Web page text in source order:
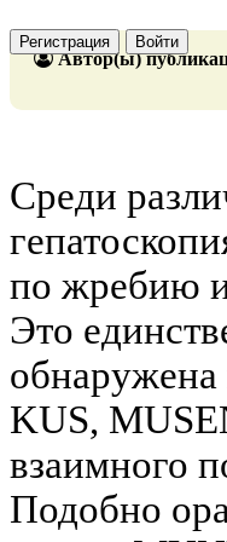
Регистрация Войти
Автор(ы)
Среди
по жребию
Это
обнаружена
KUS,
взаимного
Подобно